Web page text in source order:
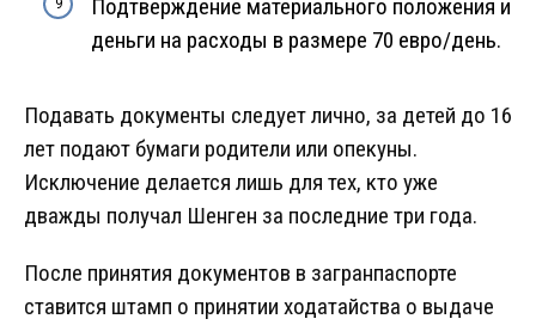
Подтверждение материального положения и
деньги на расходы в размере 70 евро/день.
Подавать документы следует лично, за детей до 16
лет подают бумаги родители или опекуны.
Исключение делается лишь для тех, кто уже
дважды получал Шенген за последние три года.
После принятия документов в загранпаспорте
ставится штамп о принятии ходатайства о выдаче